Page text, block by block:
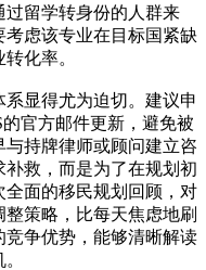
留学转身份的人群来
虑该专业在目标国紧缺
化率。
显得尤为迫切。建议申
官方邮件更新，避免被
持牌律师或顾问建立咨
救，而是为了在规划初
面的移民规划回顾，对
策略，比每天焦虑地刷
争优势，能够清晰解读